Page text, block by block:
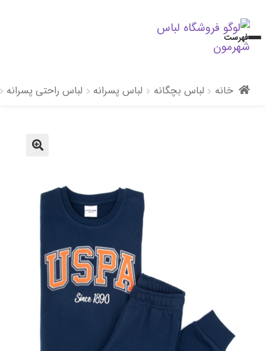
پرش
به
پرش
به
فهرست
خانه لباس بچگانه لباس پسرانه لباس راحتی پسرانه